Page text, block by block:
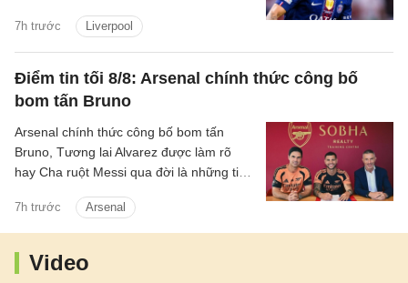
7h trước Liverpool
hai CLB đang là trở ngại lớn đối với
thương vụ này.
Điểm tin tối 8/8: Arsenal chính thức công bố
bom tấn Bruno
7h trước Arsenal
Arsenal chính thức công bố bom tấn
Bruno, Tương lai Alvarez được làm rõ
hay Cha ruột Messi qua đời là những tin
Video